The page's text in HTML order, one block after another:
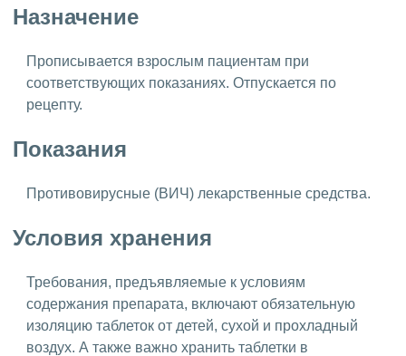
Назначение
Прописывается взрослым пациентам при
соответствующих показаниях. Отпускается по
рецепту.
Показания
Противовирусные (ВИЧ) лекарственные средства.
Условия хранения
Требования, предъявляемые к условиям
содержания препарата, включают обязательную
изоляцию таблеток от детей, сухой и прохладный
воздух. А также важно хранить таблетки в